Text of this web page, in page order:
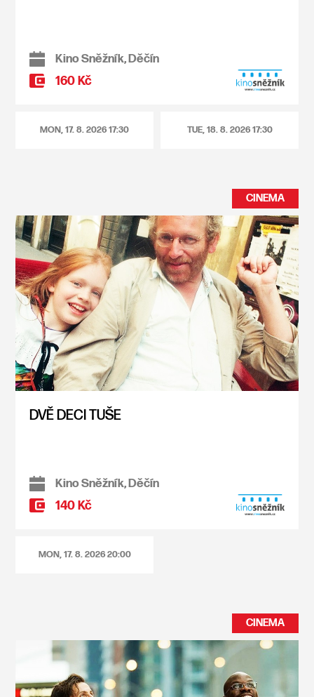
Kino Sněžník, Děčín
160 Kč
MON, 17. 8. 202617:30 TUE, 18. 8. 202617:30
CINEMA
DVĚ DECI TUŠE
Kino Sněžník, Děčín
140 Kč
MON, 17. 8. 202620:00
CINEMA